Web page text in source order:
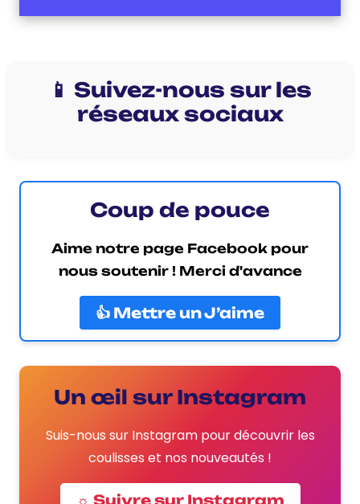
📱 Suivez-nous sur les
réseaux sociaux
Coup de pouce
Aime notre page Facebook pour
nous soutenir ! Merci d'avance
👍 Mettre un J’aime
Un œil sur Instagram
Suis-nous sur Instagram pour découvrir les
coulisses et nos nouveautés !
☼ Suivre sur Instagram